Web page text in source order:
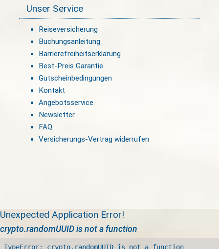
Unser Service
Reiseversicherung
Buchungsanleitung
Barrierefreiheitserklärung
Best-Preis Garantie
Gutscheinbedingungen
Kontakt
Angebotsservice
Newsletter
FAQ
Versicherungs-Vertrag widerrufen
Unexpected Application Error!
crypto.randomUUID is not a function
TypeError: crypto.randomUUID is not a function